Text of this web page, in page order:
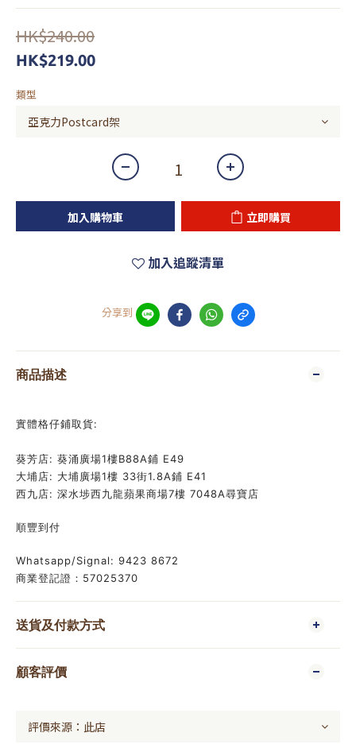
HK$240.00
HK$219.00
類型
加入購物車 立即購買
加入追蹤清單
分享到
商品描述
實體格仔鋪取貨:
葵芳店: 葵涌廣場1樓B88A鋪 E49
大埔店: 大埔廣場1樓 33街1.8A鋪 E41
西九店: 深水埗西九龍蘋果商場7樓 7048A尋寶店
順豐到付
Whatsapp/Signal: 9423 8672
商業登記證：57025370
送貨及付款方式
顧客評價